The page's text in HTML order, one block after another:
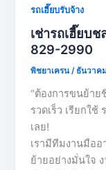
รถเฮี๊ยบรับจ้าง
เช่ารถเฮี๊ยบ
829-2990
พิชยาเครน/ ธันวาค
“ต้องการขนย้า
รวดเร็ว เรียกใ
เลย!
เรามีทีมงานมือ
ย้ายอย่างมั่นใจ